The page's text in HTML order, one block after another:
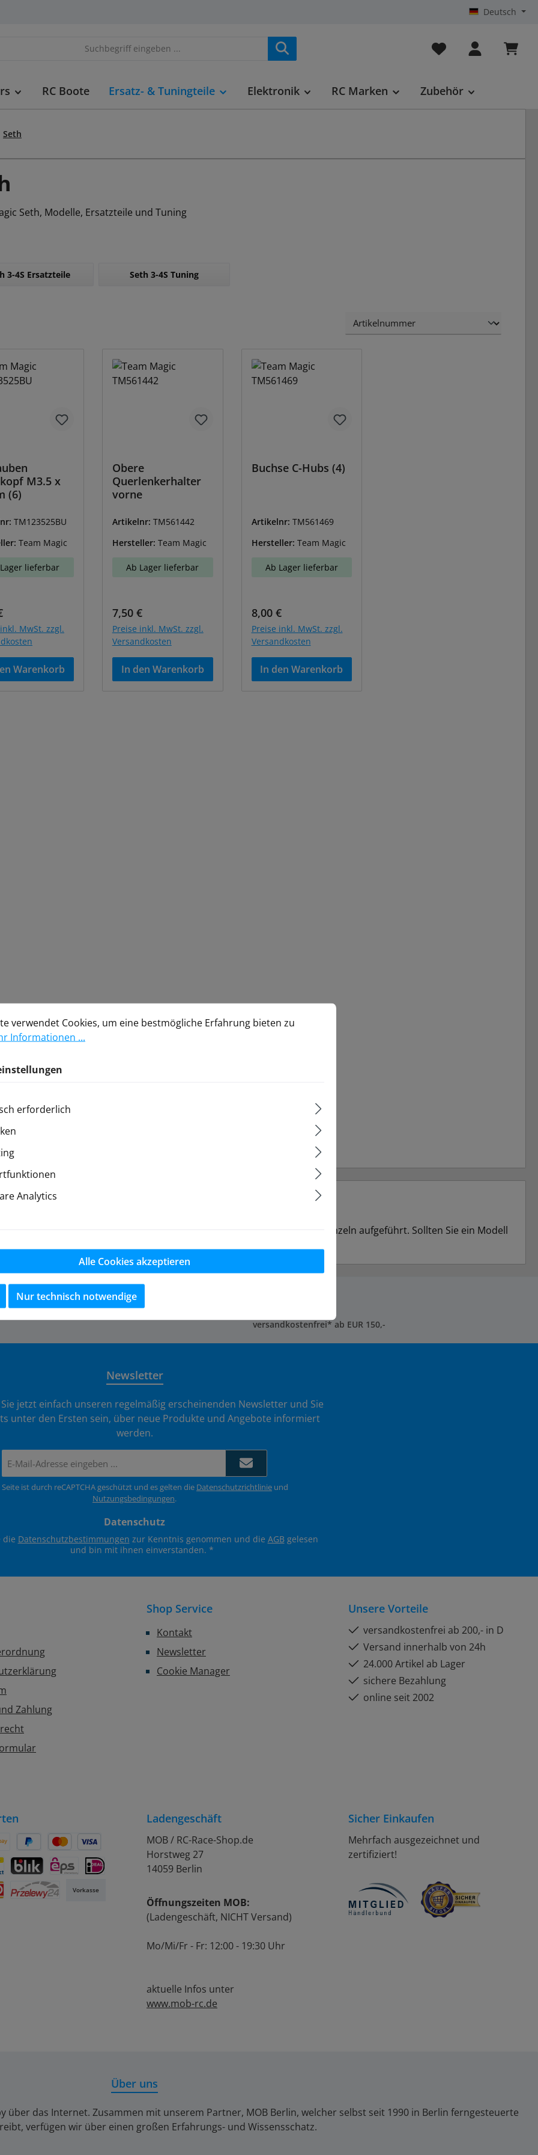
Deutsch
Du hast 0 Produkte
RC Boote Ersatz- & Tuningteile Elektronik RC Marken Zubehör
Seth
Seth, Modelle, Ersatzteile und Tuning
3-4S Ersatzteile Seth 3-4S Tuning
M3.5 x
(6)
TM123525BU
Team Magic
lieferbar
Preis:
MwSt. zzgl.
Warenkorb
Obere
Querlenkerhalter
vorne
Artikelnr: TM561442
Hersteller: Team Magic
Ab Lager lieferbar
Regulärer Preis:
7,50 €
Preise inkl. MwSt. zzgl.
Versandkosten
In den Warenkorb
Buchse C-Hubs (4)
Artikelnr: TM561469
Hersteller: Team Magic
Ab Lager lieferbar
Regulärer Preis:
8,00 €
Preise inkl. MwSt. zzgl.
Versandkosten
In den Warenkorb
und zahlreiche Tuningteile für den Team Magic Seth in unserem Shop einzeln aufgeführt. Sollten Sie ein Modell
per eMail.
versandkostenfrei* ab EUR 150,-
Newsletter
jetzt einfach unseren regelmäßig erscheinenden Newsletter und Sie
unter den Ersten sein, über neue Produkte und Angebote informiert
werden.
Mail-
Adresse
Seite ist durch reCAPTCHA geschützt und es gelten die Datenschutzrichtlinie und
Nutzungsbedingungen.
Datenschutz
die Datenschutzbestimmungen zur Kenntnis genommen und die AGBgelesen
und bin mit ihnen einverstanden. *
Zahlung
Shop Service
Kontakt
Newsletter
Cookie Manager
Unsere Vorteile
versandkostenfrei ab 200,- in D
Versand innerhalb von 24h
24.000 Artikel ab Lager
sichere Bezahlung
online seit 2002
Pay
Später BezahlenKredit- oder Debitkarte
BLIK eps
Vorkasse
Ladengeschäft
MOB / RC-Race-Shop.de
Horstweg 27
14059 Berlin
Öffnungszeiten MOB:
(Ladengeschäft, NICHT Versand)
Mo/Mi/Fr - Fr: 12:00 - 19:30 Uhr
aktuelle Infos unter
www.mob-rc.de
Sicher Einkaufen
Mehrfach ausgezeichnet und
zertifiziert!
Über uns
über das Internet. Zusammen mit unserem Partner, MOB Berlin, welcher selbst seit 1990 in Berlin ferngesteuerte
verfügen wir über einen großen Erfahrungs- und Wissensschatz.
Cookies, um eine bestmögliche Erfahrung bieten zu können.
Mehr Informationen ...
verwendet Cookies, um eine bestmögliche Erfahrung bieten zu
Informationen ...
erforderlich
Analytics
Alle Cookies akzeptieren
Nur technisch notwendige